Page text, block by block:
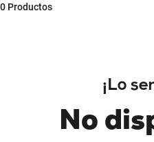
0 Productos
¡Lo
No